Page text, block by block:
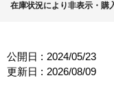
在庫状況により非表示・購
公開日 : 2024/05/23
更新日 : 2026/08/09